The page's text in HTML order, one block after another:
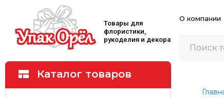
Товары для
флористики,
рукоделия и декора
О компании
Каталог товаров